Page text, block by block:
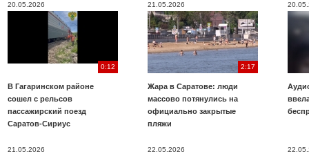
20.05.2026
0:12
В Гагаринском районе
сошел с рельсов
пассажирский поезд
Саратов-Сириус
21.05.2026
2:17
Жара в Саратове: люди
массово потянулись на
официально закрытые
пляжи
21.05.2026 22.05.2026